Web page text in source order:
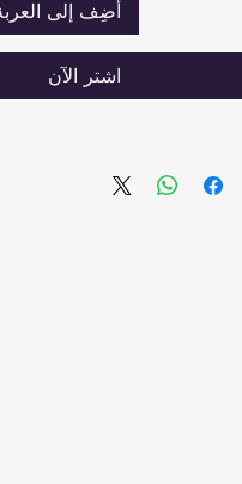
تهوية وتبريد أفضل:
الزنبركات في المرتبة
الهواء السليم، مما
أضِف إلى
اشترِ الآن